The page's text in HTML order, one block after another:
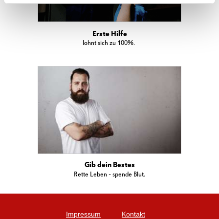
Erste Hilfe
lohnt sich zu 100%.
Gib dein Bestes
Rette Leben - spende Blut.
Impressum Kontakt